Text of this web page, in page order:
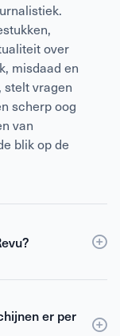
over
misdaad en
stelt vragen
scherp oog
van
blik op de
dan
Je ontvangt
er per